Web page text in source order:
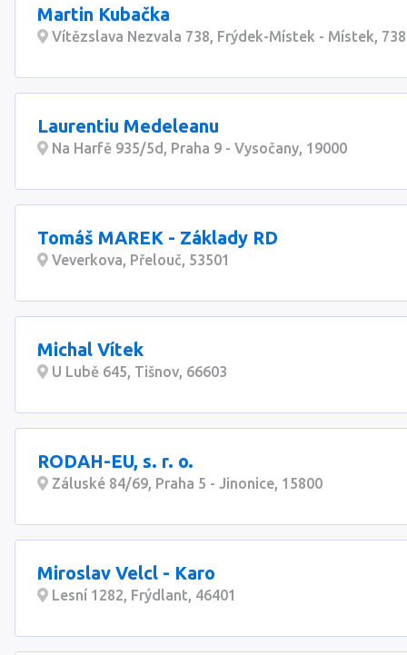
Martin Kubačka
Vítězslava Nezvala 738, Frýdek-Místek - Místek,
Laurentiu Medeleanu
Na Harfě 935/5d, Praha 9 - Vysočany, 19000
Tomáš MAREK - Základy RD
Veverkova, Přelouč, 53501
Michal Vítek
U Lubě 645, Tišnov, 66603
RODAH-EU, s. r. o.
Záluské 84/69, Praha 5 - Jinonice, 15800
Miroslav Velcl - Karo
Lesní 1282, Frýdlant, 46401